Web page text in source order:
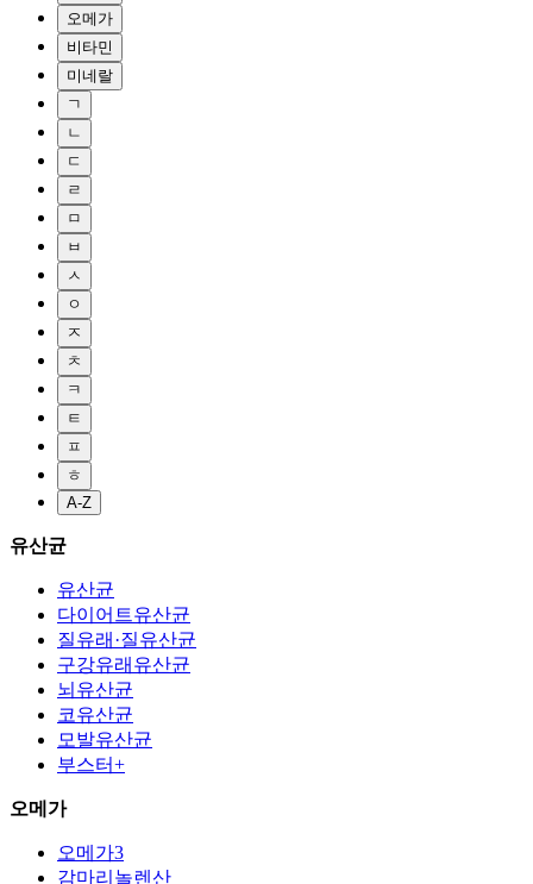
오메가
비타민
미네랄
ㄱ
ㄴ
ㄷ
ㄹ
ㅁ
ㅂ
ㅅ
ㅇ
ㅈ
ㅊ
ㅋ
ㅌ
ㅍ
ㅎ
A-Z
유산균
유산균
다이어트유산균
질유래·질유산균
구강유래유산균
뇌유산균
코유산균
모발유산균
부스터+
오메가
오메가3
감마리놀렌산